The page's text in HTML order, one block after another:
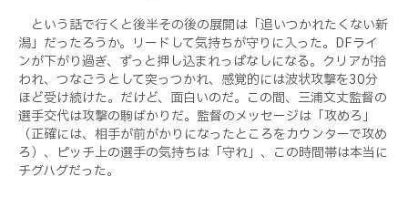
という話で行くと後半その後の展開は「追いつかれたくない新
潟」だったろうか。リードして気持ちが守りに入った。DFライ
ンが下がり過ぎ、ずっと押し込まれっぱなしになる。クリアが拾
われ、つなごうとして突っつかれ、感覚的には波状攻撃を30分
ほど受け続けた。だけど、面白いのだ。この間、三浦文丈監督の
選手交代は攻撃の駒ばかりだ。監督のメッセージは「攻めろ」
（正確には、相手が前がかりになったところをカウンターで攻め
ろ）、ピッチ上の選手の気持ちは「守れ」、この時間帯は本当に
チグハグだった。